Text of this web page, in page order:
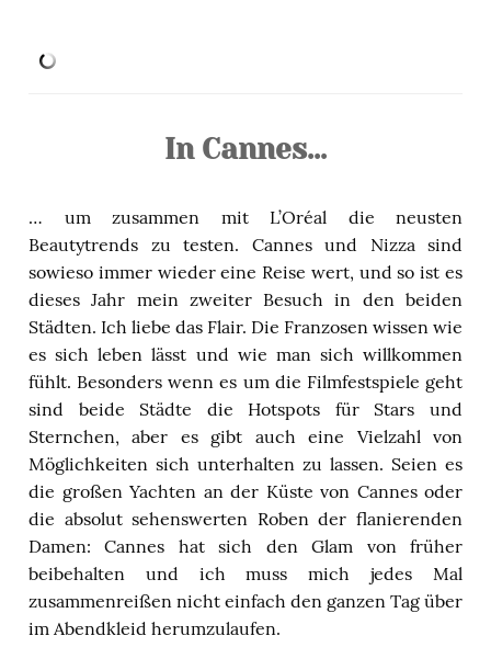
In Cannes…
… um zusammen mit L’Oréal die neusten
Beautytrends zu testen. Cannes und Nizza sind
sowieso immer wieder eine Reise wert, und so ist es
dieses Jahr mein zweiter Besuch in den beiden
Städten. Ich liebe das Flair. Die Franzosen wissen wie
es sich leben lässt und wie man sich willkommen
fühlt. Besonders wenn es um die Filmfestspiele geht
sind beide Städte die Hotspots für Stars und
Sternchen, aber es gibt auch eine Vielzahl von
Möglichkeiten sich unterhalten zu lassen. Seien es
die großen Yachten an der Küste von Cannes oder
die absolut sehenswerten Roben der flanierenden
Damen: Cannes hat sich den Glam von früher
beibehalten und ich muss mich jedes Mal
zusammenreißen nicht einfach den ganzen Tag über
im Abendkleid herumzulaufen.